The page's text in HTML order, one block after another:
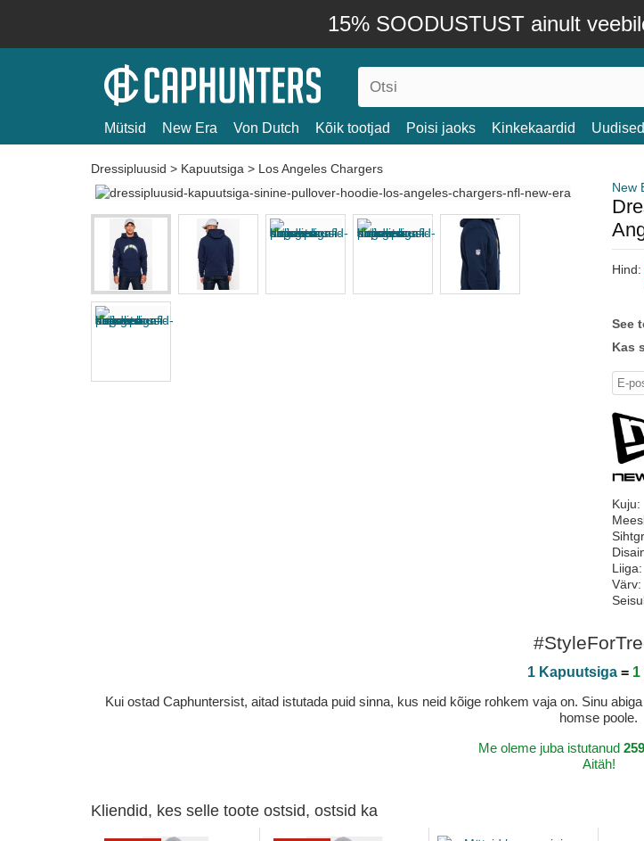
15% SOODUSTUST ainult
Mütsid New Era Von Dutch Kõik tootjad Poisi jaoks Kinkekaardid Uudised
Dressipluusid > Kapuutsiga > Los Angeles Chargers
New
Hind:
See
Kas
Kuju:
Liiga:
Värv:
1 Kapuutsiga= 1
Kui ostad Caphuntersist, aitad istutada puid sinna, kus neid kõige rohkem vaja on. Sinu
homse poole.
Me oleme juba istutanud
Aitäh!
Kliendid, kes selle toote ostsid, ostsid ka